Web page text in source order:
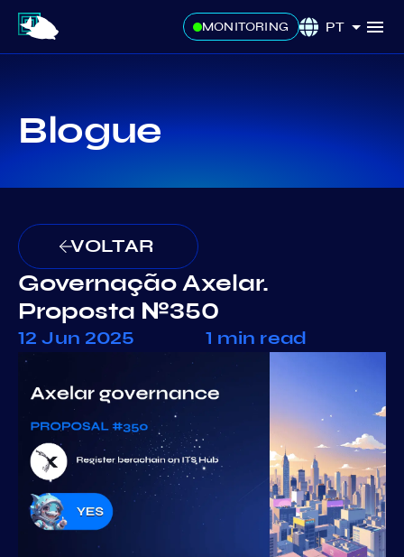
MONITORING PT
Blogue
VOLTAR
Governação Axelar.
Proposta №350
12 Jun 2025 1 min read